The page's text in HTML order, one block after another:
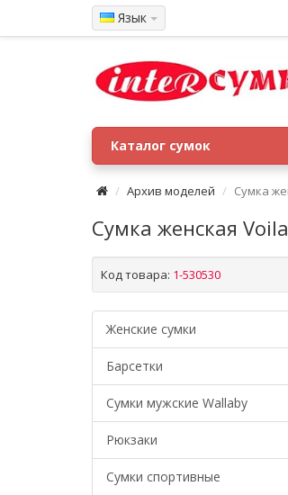
Язык
Каталог сумок
Архив моделей Сумка
Сумка женская
Код товара: 1-530530
Женские сумки
Барсетки
Cумки мужские Wallaby
Рюкзаки
Сумки спортивные